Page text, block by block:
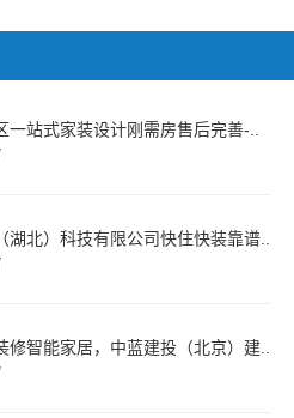
一站式家装设计刚需房售后完善-..
湖北）科技有限公司快住快装靠谱..
修智能家居，中蓝建投（北京）建..